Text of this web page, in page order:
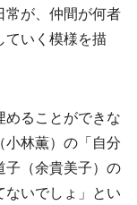
常が、仲間が何者
いく模様を描
ることができな
林薫）の「自分
子（余貴美子）の
ないでしょ」とい